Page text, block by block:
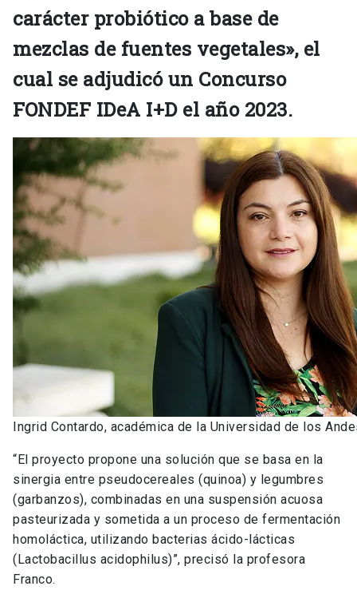
carácter probiótico a base de
mezclas de fuentes vegetales», el
cual se adjudicó un Concurso
FONDEF IDeA I+D el año 2023.
Ingrid Contardo, académica de la Universidad de los
“El proyecto propone una solución que se basa en la
sinergia entre pseudocereales (quinoa) y legumbres
(garbanzos), combinadas en una suspensión acuosa
pasteurizada y sometida a un proceso de fermentación
homoláctica, utilizando bacterias ácido-lácticas
(Lactobacillus acidophilus)”, precisó la profesora
Franco.